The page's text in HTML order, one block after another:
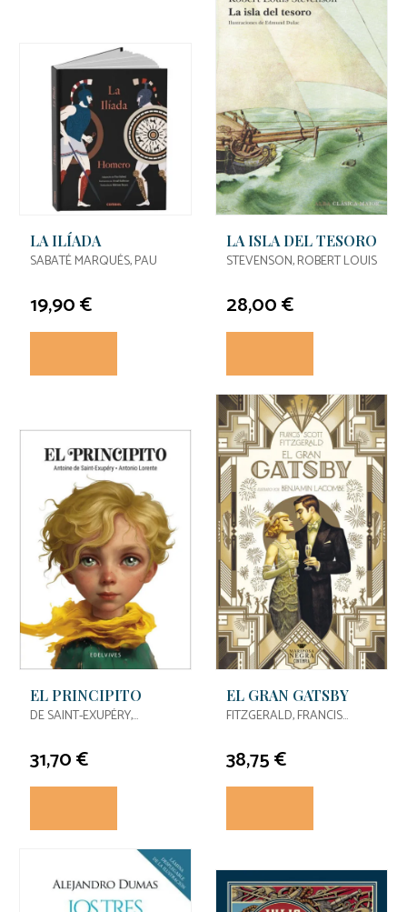
LA ILÍADA
SABATÉ MARQUÉS, PAU
19,90 €
LA ISLA DEL TESORO
STEVENSON, ROBERT LOUIS
28,00 €
EL PRINCIPITO
DE SAINT-EXUPÉRY,
31,70 €
EL GRAN GATSBY
FITZGERALD, FRANCIS
38,75 €